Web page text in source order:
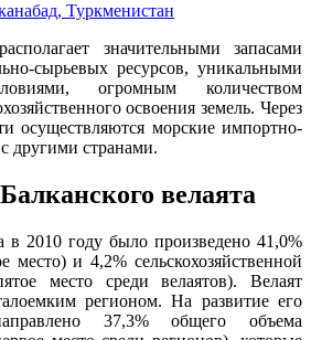
значительными запасами
сырьевых ресурсов, уникальными
огромным количеством
освоения земель. Через
осуществляются морские импортно-
другими странами.
велаята
в 2010 году было произведено 41,0%
и 4,2% сельскохозяйственной
место среди велаятов). Велаят
регионом. На развитие его
37,3% общего объема